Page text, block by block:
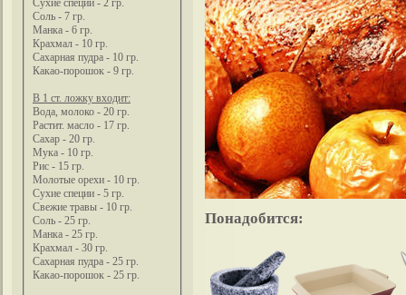
Сухие специи - 2 гр.
Соль - 7 гр.
Манка - 6 гр.
Крахмал - 10 гр.
Сахарная пудра - 10 гр.
Какао-порошок - 9 гр.
В 1 ст. ложку входит:
Вода, молоко - 20 гр.
Растит. масло - 17 гр.
Сахар - 20 гр.
Мука - 10 гр.
Рис - 15 гр.
Молотые орехи - 10 гр.
Сухие специи - 5 гр.
Свежие травы - 10 гр.
Соль - 25 гр.
Манка - 25 гр.
Крахмал - 30 гр.
Сахарная пудра - 25 гр.
Какао-порошок - 25 гр.
Понадобится: